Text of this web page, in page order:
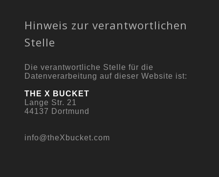
Hinweis zur verantwortlichen
Stelle
Die verantwortliche Stelle für die
Datenverarbeitung auf dieser Website ist:
THE X BUCKET
Lange Str. 21
44137 Dortmund
info@theXbucket.com